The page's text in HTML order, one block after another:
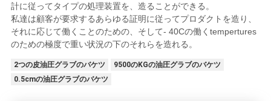
計に従ってタイプの処理装置を、造ることができる。
私達は顧客が要求するあらゆる証明に従ってプロダクトを造り、
それに応じて働くことのための、そして- 40Cの働くtempertures
のための極度で重い状況の下のそれらを造れる。
2つの皮油圧グラブのバケツ
9500のKGの油圧グラブのバケツ
0.5cmの油圧グラブのバケツ